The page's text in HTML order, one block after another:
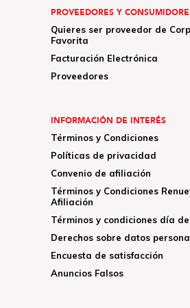
PROVEEDORES Y
Quieres ser proveedor de
Favorita
Facturación Electrónica
Proveedores
INFORMACIÓN DE INTERÉS
Términos y Condiciones
Políticas de privacidad
Convenio de afiliación
Términos y Condiciones
Afiliación
Términos y condiciones día
Derechos sobre datos
Encuesta de satisfacción
Anuncios Falsos